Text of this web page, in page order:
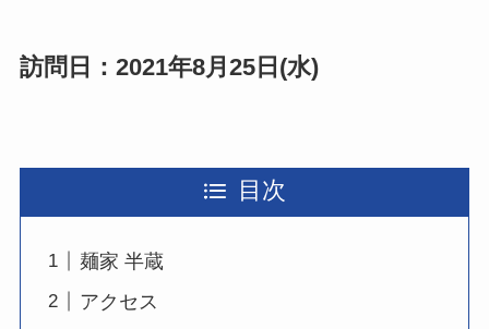
訪問日：2021年8月25日(水)
目次
麺家 半蔵
アクセス